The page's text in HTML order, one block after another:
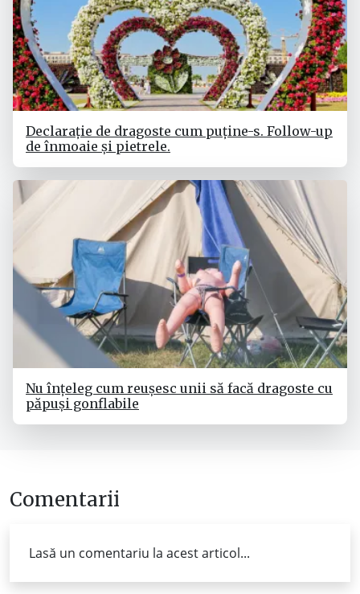
Declarație de dragoste cum puține-s. Follow-up
de înmoaie și pietrele.
Nu înțeleg cum reușesc unii să facă dragoste cu
păpuși gonflabile
Comentarii
Lasă un comentariu la acest articol...